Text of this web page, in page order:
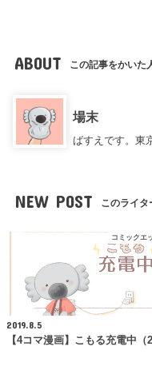
ABOUT この記事をかいた
場末
ばすえです。東
NEW POST このライタ
コミックエ
2019.8.5
【4コマ漫画】こもる充電中（